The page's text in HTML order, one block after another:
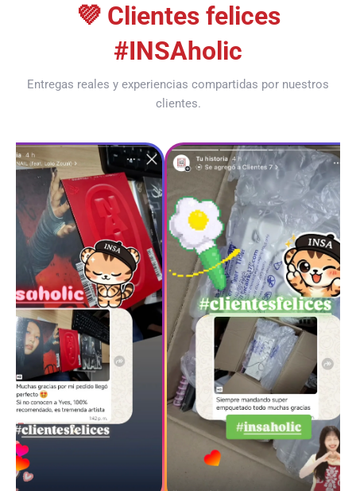
💜 Clientes felices
#INSAholic
Entregas reales y experiencias compartidas por nuestros
clientes.